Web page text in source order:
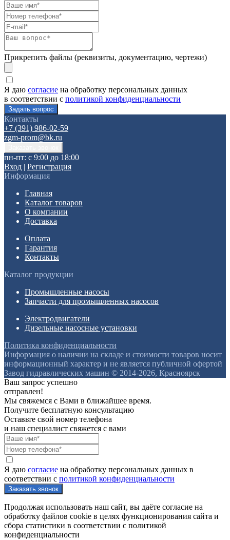
Прикрепить файлы (реквизиты, документацию, чертежи)
Я даю согласие на обработку персональных данных
в соответствии с политикой конфиденциальности
Контакты
+7 (391) 986-02-59
zgm-prom@bk.ru
пн-пт: с 9:00 до 18:00
Вход | Регистрация
Информация
Главная
Каталог товаров
О компании
Доставка
Оплата
Гарантия
Контакты
Каталог продукции
Промышленные насосы
Запчасти для промышленных насосов
Электродвигатели
Дизельные насосные установки
Политика конфиденциальности
Информация о наличии на складе и стоимости товаров носит
информационный характер и не является публичной офертой
Завод гидравлических машин © 2014-2026, Красноярск
Ваш запрос успешно
отправлен!
Мы свяжемся с Вами в ближайшее время.
Получите бесплатную консультацию
Оставьте свой номер телефона
и наш специалист свяжется с вами
Я даю согласие на обработку персональных данных в
соответствии с политикой конфиденциальности
Продолжая использовать наш сайт, вы даёте согласие на
обработку файлов cookie в целях функционирования сайта и
сбора статистики в соответствии с политикой
конфиденциальности